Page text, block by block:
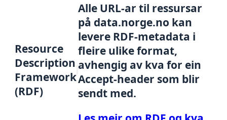
Resource
Description
Framework
(RDF)
Alle URL-ar til ressursar
på data.norge.no kan
levere RDF-metadata i
fleire ulike format,
avhengig av kva for ein
Accept-header som blir
sendt med.